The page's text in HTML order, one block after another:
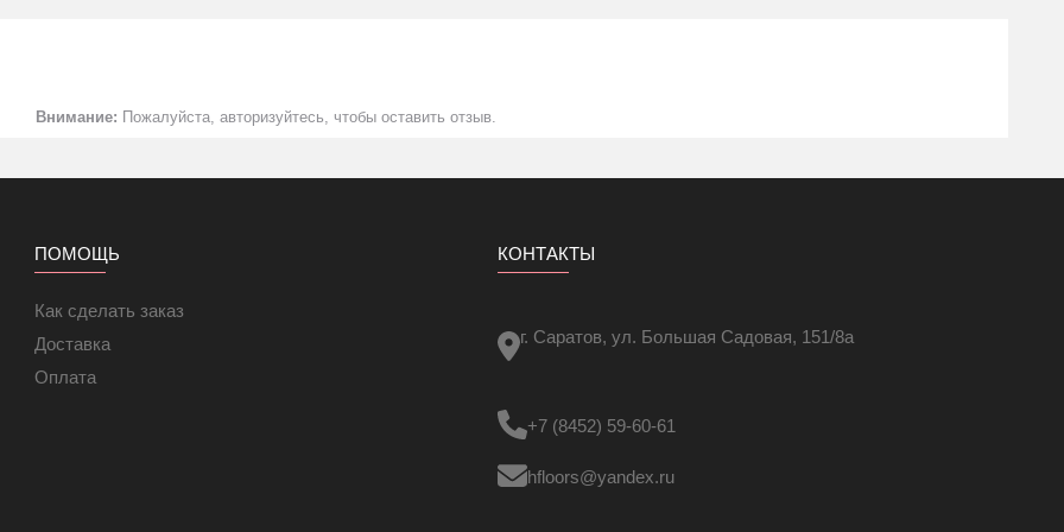
Внимание: Пожалуйста, авторизуйтесь, чтобы оставить отзыв.
ПОМОЩЬ
Как сделать заказ
Доставка
Оплата
КОНТАКТЫ
г. Саратов, ул. Большая Садовая, 151/8а
+7 (8452) 59-60-61
hfloors@yandex.ru